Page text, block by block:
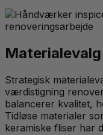
Strategisk
værdistigning
balancerer kvalitet,
Tidløse materialer
keramiske fliser har